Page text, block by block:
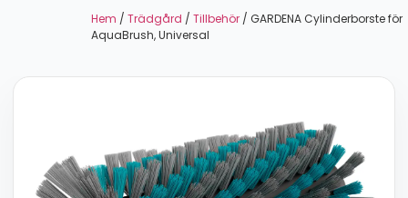
Hem / Trädgård / Tillbehör / GARDENA Cylinderborste för
AquaBrush, Universal